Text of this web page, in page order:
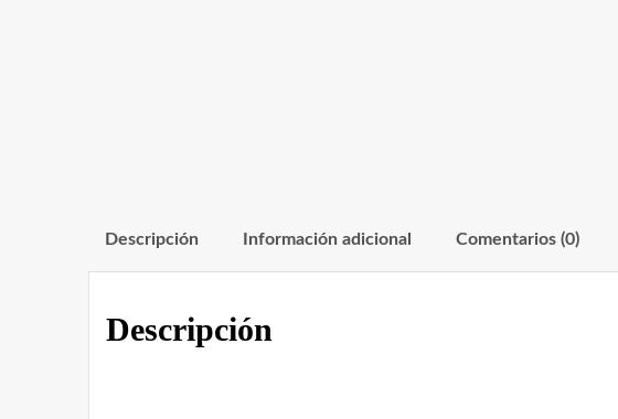
Descripción Información adicional Comentarios (0)
Descripción